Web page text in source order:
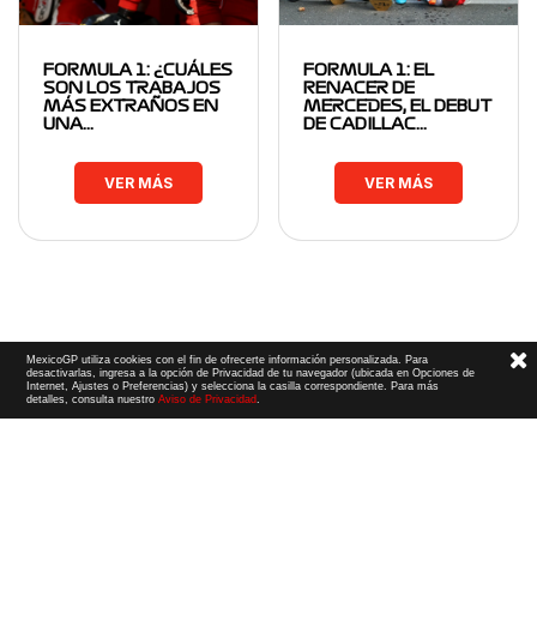
FORMULA 1: ¿CUÁLES
SON LOS TRABAJOS
MÁS EXTRAÑOS EN
UNA…
VER MÁS
FORMULA 1: EL
RENACER DE
MERCEDES, EL DEBUT
DE CADILLAC…
VER MÁS
MexicoGP utiliza cookies con el fin de ofrecerte información personalizada. Para
desactivarlas, ingresa a la opción de Privacidad de tu navegador (ubicada en Opciones de
Internet, Ajustes o Preferencias) y selecciona la casilla correspondiente. Para más
detalles, consulta nuestroAviso de Privacidad.